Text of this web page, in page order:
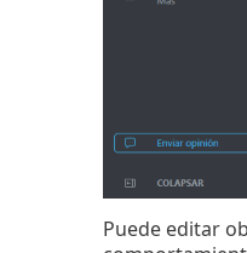
Puede editar